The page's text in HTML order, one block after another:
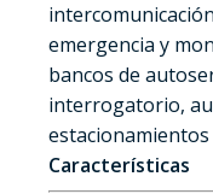
emergencia y
bancos de
interrogatorio,
estacionamientos
Características